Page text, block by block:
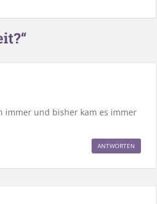
immer und bisher kam es immer
ANTWORTEN